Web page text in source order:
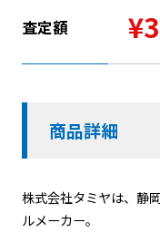
査定額
商品詳細
株式会社タミヤは、静
ルメーカー。